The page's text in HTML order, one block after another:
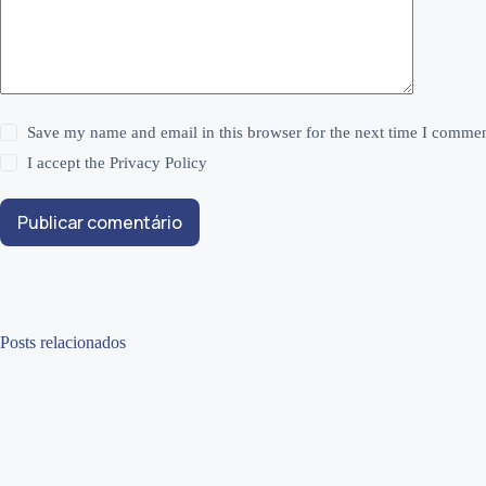
Save my name and email in this browser for the next time I
I accept thePrivacy Policy
Publicar comentário
Posts relacionados